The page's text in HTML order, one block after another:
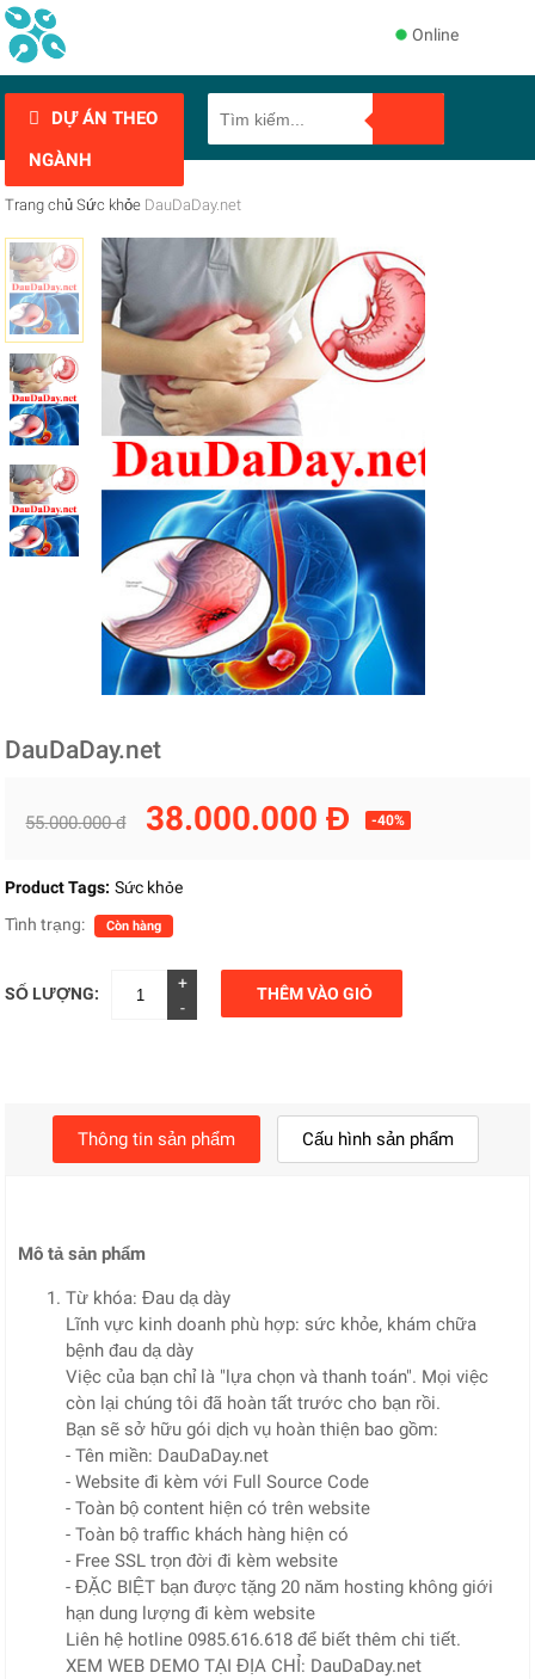
Online
DỰ ÁN THEO
NGÀNH
Trang chủ Sức khỏe DauDaDay.net
DauDaDay.net
55.000.000 đ 38.000.000 Đ -40%
Product Tags: Sức khỏe
Tình trạng:
Còn hàng
SỐ LƯỢNG:
+
-
THÊM VÀO GIỎ
Thông tin sản phẩm Cấu hình sản phẩm
Mô tả sản phẩm
Từ khóa: Đau dạ dày
Lĩnh vực kinh doanh phù hợp: sức khỏe, khám chữa
bệnh đau dạ dày
Việc của bạn chỉ là "lựa chọn và thanh toán". Mọi việc
còn lại chúng tôi đã hoàn tất trước cho bạn rồi.
Bạn sẽ sở hữu gói dịch vụ hoàn thiện bao gồm:
- Tên miền: DauDaDay.net
- Website đi kèm với Full Source Code
- Toàn bộ content hiện có trên website
- Toàn bộ traffic khách hàng hiện có
- Free SSL trọn đời đi kèm website
- ĐẶC BIỆT bạn được tặng 20 năm hosting không giới
hạn dung lượng đi kèm website
Liên hệ hotline 0985.616.618 để biết thêm chi tiết.
XEM WEB DEMO TẠI ĐỊA CHỈ: DauDaDay.net